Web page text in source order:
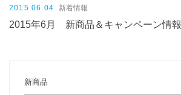
2015.06.04 新着情報
2015年6月 新商品＆キャンペーン情報
新商品